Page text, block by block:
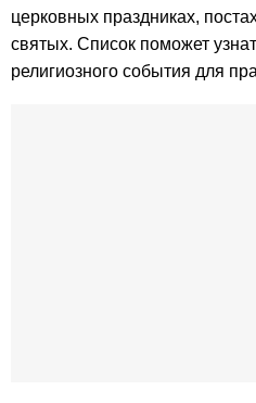
церковных праздниках,
святых. Список поможет
религиозного события для